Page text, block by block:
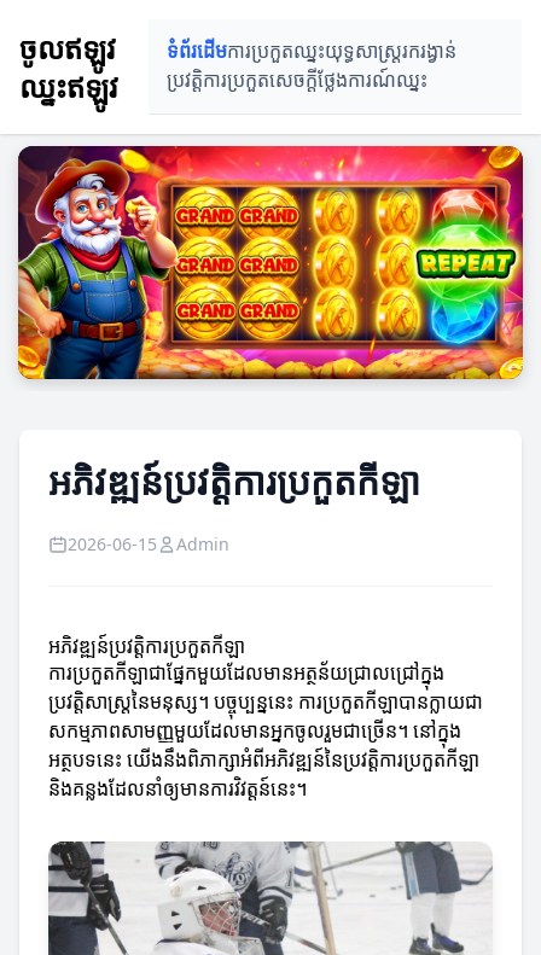
ចូលឥឡូវ
ឈ្នះឥឡូវ
ទំព័រដើមការប្រកួតឈ្នះយុទ្ធសាស្ត្ររករង្វាន់
ប្រវត្តិការប្រកួតសេចក្ដីថ្លែងការណ៍ឈ្នះ
អភិវឌ្ឍន៍ប្រវត្តិការប្រកួតកីឡា
2026-06-15 Admin
អភិវឌ្ឍន៍ប្រវត្តិការប្រកួតកីឡា
ការប្រកួតកីឡាជាផ្នែកមួយដែលមានអត្ថន័យជ្រាលជ្រៅក្នុង
ប្រវត្តិសាស្ត្រនៃមនុស្ស។ បច្ចុប្បន្ននេះ ការប្រកួតកីឡាបានក្លាយជា
សកម្មភាពសាមញ្ញមួយដែលមានអ្នកចូលរួមជាច្រើន។ នៅក្នុង
អត្ថបទនេះ យើងនឹងពិភាក្សាអំពីអភិវឌ្ឍន៍នៃប្រវត្តិការប្រកួតកីឡា
និងគន្លងដែលនាំឲ្យមានការវិវត្តន៍នេះ។